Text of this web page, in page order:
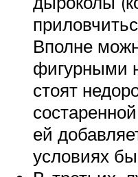
Вполне
фигурными
стоят
ей
условиях